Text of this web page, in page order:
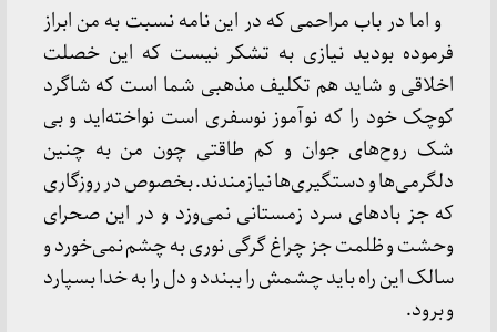
و اما در باب مراحمی که در این نامه نسبت به من ابراز
فرموده بودید نیازی به تشکر نیست که این خصلت
اخلاقی و شاید هم تکلیف مذهبی شما است که شاگرد
کوچک خود را که نوآموز نوسفری است نواخته‌اید و بی
شک روح‌های جوان و کم طاقتی چون من به چنین
دلگرمی‌ها و دستگیری‌ها نیازمندند. بخصوص در روزگاری
که جز بادهای سرد زمستانی نمی‌وزد و در این صحرای
وحشت و ظلمت جز چراغ گرگی نوری به چشم نمی‌خورد و
سالک این راه باید چشمش را ببندد و دل را به خدا بسپارد
و برود.